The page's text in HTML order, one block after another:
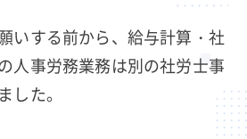
いする前から、給与計算・社
人事労務業務は別の社労士事
した。